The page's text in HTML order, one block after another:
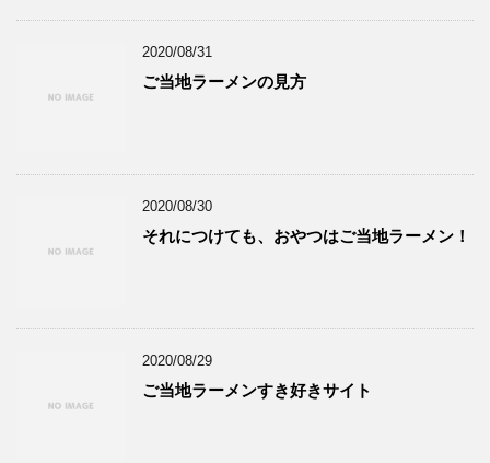
2020/08/31
ご当地ラーメンの見方
2020/08/30
それにつけても、おやつはご当地ラーメン！
2020/08/29
ご当地ラーメンすき好きサイト